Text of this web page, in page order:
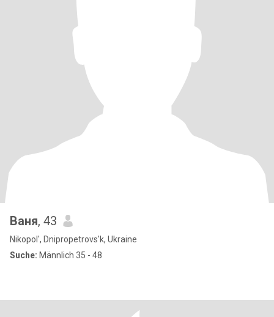
Ваня, 43
Nikopol', Dnipropetrovs'k, Ukraine
Suche: Männlich 35 - 48